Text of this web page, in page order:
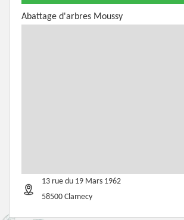
Abattage d'arbres Moussy
13 rue du 19 Mars 1962
58500 Clamecy